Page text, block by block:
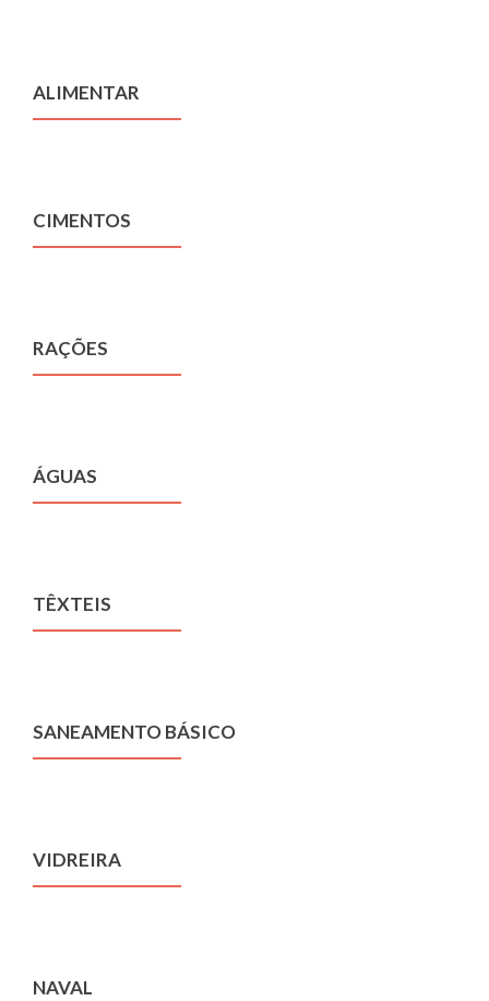
ALIMENTAR
CIMENTOS
RAÇÕES
ÁGUAS
TÊXTEIS
SANEAMENTO BÁSICO
VIDREIRA
NAVAL